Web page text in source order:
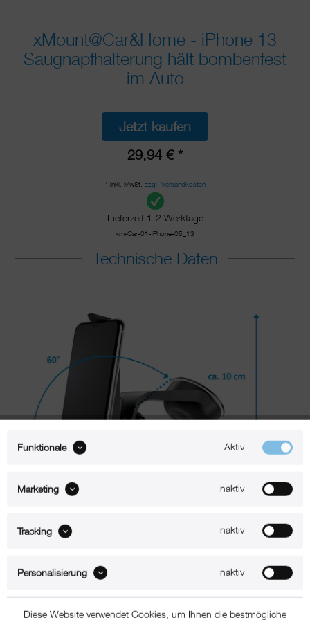
xMount@Car&Home - iPhone 13
Saugnapfhalterung hält bombenfest
im Auto
Jetzt kaufen
29,94 € *
* inkl. MwSt. zzgl. Versandkosten
Lieferzeit 1-2 Werktage
xm-Car-01-iPhone-05_13
Technische Daten
xMount@Car – iPhone 13 Halterung mit Saugnapf
Mit xMount@Car navigiert Sie Ihr iPhone 13 in angenehmer
Funktionale Aktiv
Marketing Inaktiv
Tracking Inaktiv
Personalisierung Inaktiv
Diese Website verwendet Cookies, um Ihnen die bestmögliche